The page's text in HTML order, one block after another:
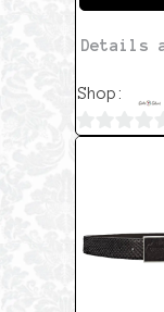
Details
Shop:
0